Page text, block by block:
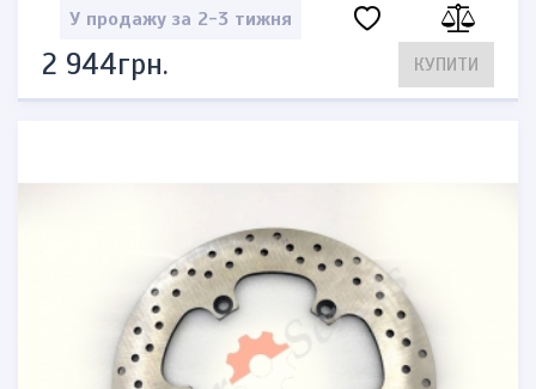
У продажу за 2-3 тижня
2 944грн. КУПИТИ